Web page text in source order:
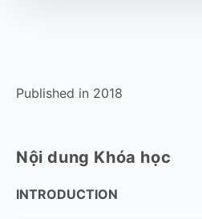
Published in 2018
Nội dung Khóa học
INTRODUCTION